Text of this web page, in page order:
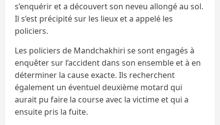
s’enquérir et a découvert son neveu allongé au sol.
Il s’est précipité sur les lieux et a appelé les
policiers.
Les policiers de Mandchakhiri se sont engagés à
enquêter sur l’accident dans son ensemble et à en
déterminer la cause exacte. Ils recherchent
également un éventuel deuxième motard qui
aurait pu faire la course avec la victime et qui a
ensuite pris la fuite.